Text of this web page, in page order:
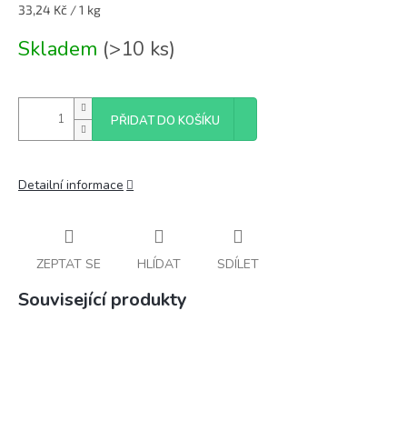
Měrná
33,24 Kč / 1 kg
Skladem (>10 ks)
PŘIDAT DO KOŠÍKU
Detailní informace
ZEPTAT SE HLÍDAT SDÍLET
Související produkty